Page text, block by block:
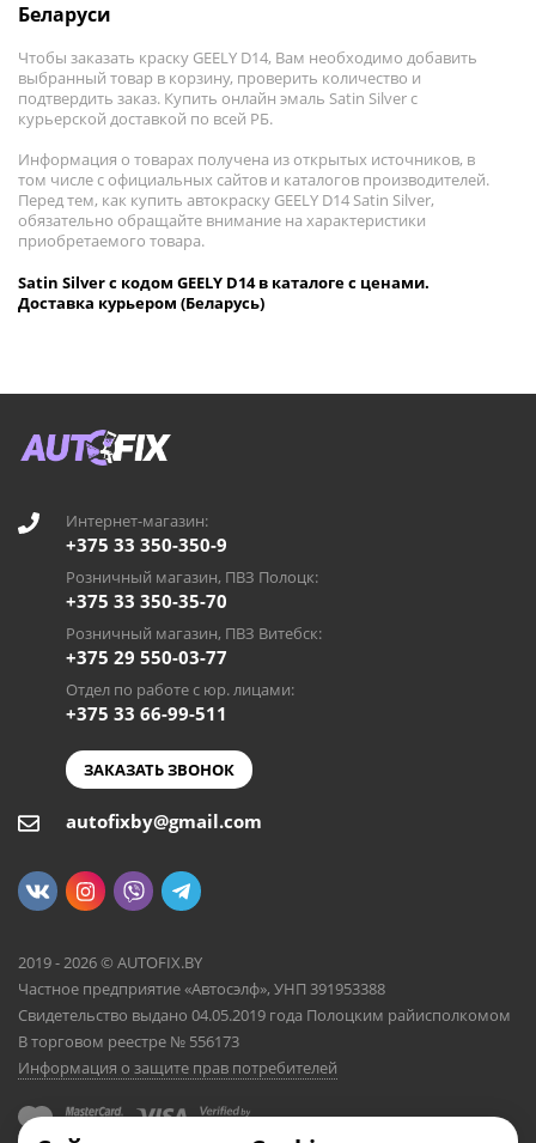
Беларуси
Чтобы заказать краску GEELY D14, Вам необходимо добавить
выбранный товар в корзину, проверить количество и
подтвердить заказ. Купить онлайн эмаль Satin Silver с
курьерской доставкой по всей РБ.
Информация о товарах получена из открытых источников, в
том числе с официальных сайтов и каталогов производителей.
Перед тем, как купить автокраску GEELY D14 Satin Silver,
обязательно обращайте внимание на характеристики
приобретаемого товара.
Satin Silver с кодом GEELY D14 в каталоге с ценами.
Доставка курьером (Беларусь)
Интернет-магазин:
+375 33 350-350-9
Розничный магазин, ПВЗ Полоцк:
+375 33 350-35-70
Розничный магазин, ПВЗ Витебск:
+375 29 550-03-77
Отдел по работе с юр. лицами:
+375 33 66-99-511
ЗАКАЗАТЬ ЗВОНОК
autofixby@gmail.com
2019 - 2026 © AUTOFIX.BY
Частное предприятие «Автосэлф», УНП 391953388
Свидетельство выдано 04.05.2019 года Полоцким райисполкомом
В торговом реестре № 556173
Информация о защите прав потребителей